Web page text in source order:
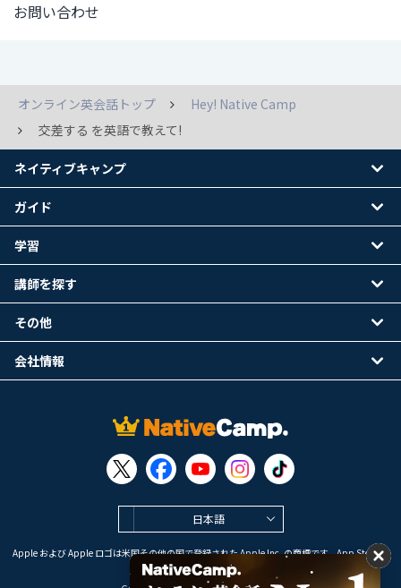
お問い合わせ
オンライン英会話トップ
Hey! Native Camp
交差する を英語で教えて!
日本語
Apple および Apple ロゴは米国その他の国で登録された Apple Inc. の商標です。App Store は
Apple Inc. のサービスマークです。
ネイティブキャンプ
ガイド
学習
講師を探す
その他
会社情報